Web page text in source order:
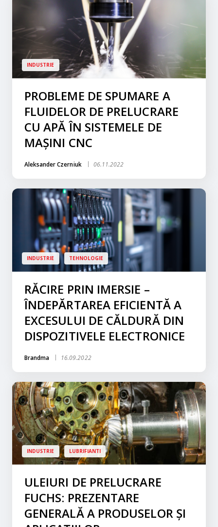
INDUSTRIE
PROBLEME DE SPUMARE A
FLUIDELOR DE PRELUCRARE
CU APĂ ÎN SISTEMELE DE
MAȘINI CNC
Aleksander Czerniuk 06.11.2022
INDUSTRIE TEHNOLOGIE
RĂCIRE PRIN IMERSIE –
ÎNDEPĂRTAREA EFICIENTĂ A
EXCESULUI DE CĂLDURĂ DIN
DISPOZITIVELE ELECTRONICE
Brandma 16.09.2022
INDUSTRIE LUBRIFIANTI
ULEIURI DE PRELUCRARE
FUCHS: PREZENTARE
GENERALĂ A PRODUSELOR ȘI